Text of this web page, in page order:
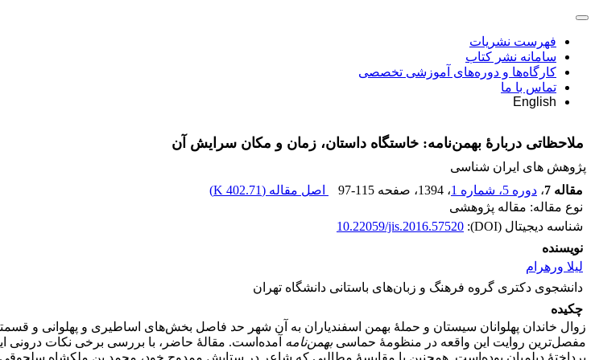
فهرست نشریات
سامانه نشر کتاب
کارگاه‌ها و دوره‌های آموزشی تخصصی
تماس با ما
English
ملاحظاتی دربارۀ بهمن‌نامه: خاستگاه داستان، زمان و مکان سرایش آن
پژوهش های ایران شناسی
مقاله 7
، دوره 5، شماره 1 ، 1394 ، صفحه 97-115 اصل مقاله (402.71 K
)
نوع مقاله: مقاله پژوهشی
شناسه دیجیتال (DOI):
10.22059/jis.2016.57520
نویسنده
لیلا ورهرام
دانشجوی دکتری گروه فرهنگ و زبان‌های باستانی دانشگاه تهران
چکیده
زوال خاندان پهلوانان سیستان و حملۀ بهمن اسفندیاران به آن شهر حد فاصل بخش‌های اساطیری و پهلوانی و
مفصل‌ترین روایت این واقعه در منظومۀ حماسیبهمن‌نامه آمده‌است. مقالۀ حاضر، با بررسی برخی نکات درونی